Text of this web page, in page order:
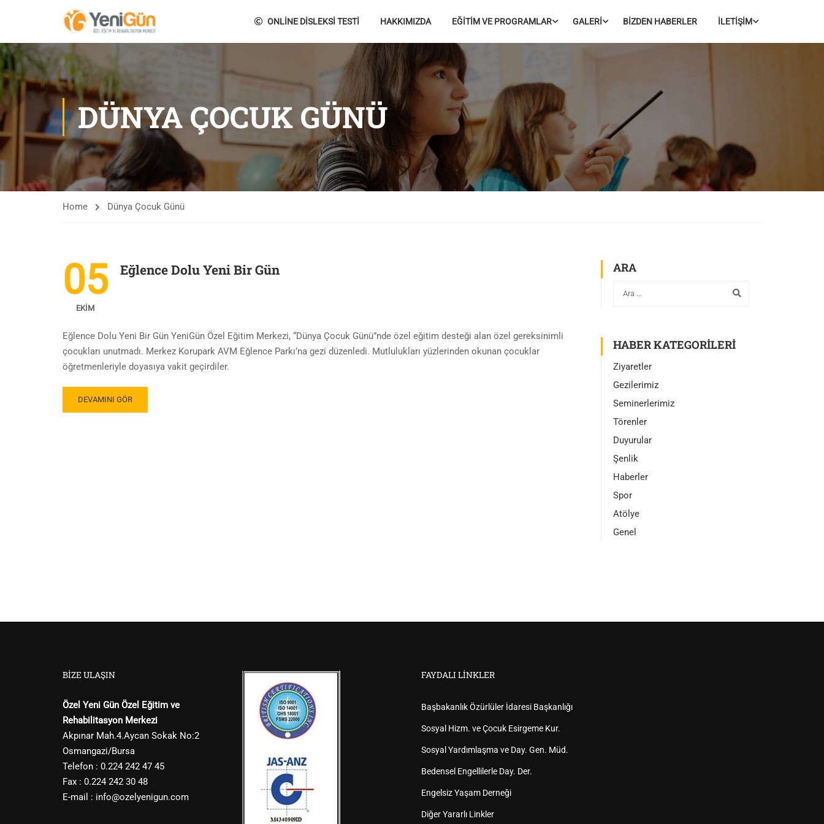
ONLİNE DİSLEKSİ TESTİ HAKKIMIZDA EĞİTİM VE PROGRAMLAR GALERİ BİZDEN HABERLER İLETİŞİM
DÜNYA ÇOCUK GÜNÜ
Home Dünya Çocuk Günü
05
EKIM
Eğlence Dolu Yeni Bir Gün
Eğlence Dolu Yeni Bir Gün YeniGün Özel Eğitim Merkezi, “Dünya Çocuk Günü”nde özel eğitim desteği alan özel gereksinimli
çocukları unutmadı. Merkez Korupark AVM Eğlence Parkı’na gezi düzenledi. Mutlulukları yüzlerinden okunan çocuklar
öğretmenleriyle doyasıya vakit geçirdiler.
DEVAMINI GÖR
ARA
HABER KATEGORILERI
Ziyaretler
Gezilerimiz
Seminerlerimiz
Törenler
Duyurular
Şenlik
Haberler
Spor
Atölye
Genel
BIZE ULAŞIN
Özel Yeni Gün Özel Eğitim ve
Rehabilitasyon Merkezi
Akpınar Mah.4.Aycan Sokak No:2
Osmangazi/Bursa
Telefon : 0.224 242 47 45
Fax : 0.224 242 30 48
E-mail : info@ozelyenigun.com
FAYDALI LINKLER
Başbakanlık Özürlüler İdaresi Başkanlığı
Sosyal Hizm. ve Çocuk Esirgeme Kur.
Sosyal Yardımlaşma ve Day. Gen. Müd.
Bedensel Engellilerle Day. Der.
Engelsiz Yaşam Derneği
Diğer Yararlı Linkler